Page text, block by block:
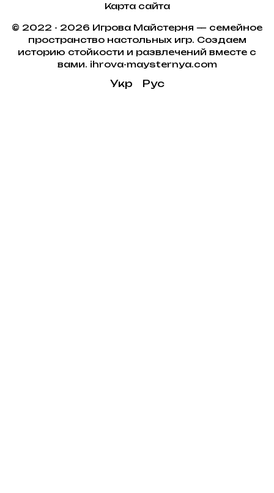
Карта сайта
© 2022 - 2026 Игрова Майстерня — семейное
пространство настольных игр. Создаем
историю стойкости и развлечений вместе с
вами. ihrova-maysternya.com
Укр Рус